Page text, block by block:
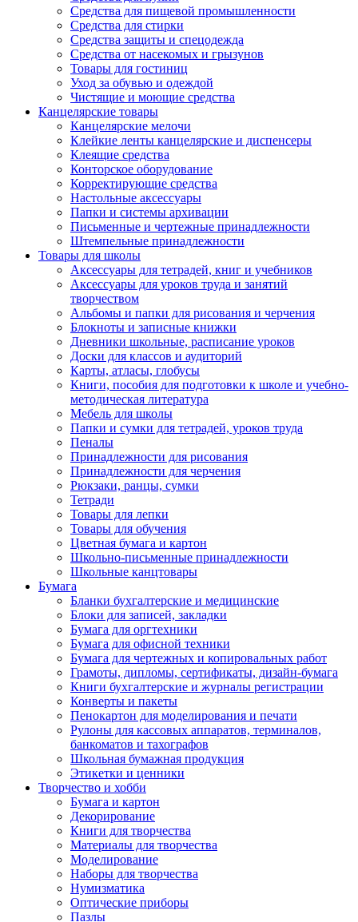
Средства для пищевой промышленности
Средства для стирки
Средства защиты и спецодежда
Средства от насекомых и грызунов
Товары для гостиниц
Уход за обувью и одеждой
Чистящие и моющие средства
Канцелярские товары
Канцелярские мелочи
Клейкие ленты канцелярские и диспенсеры
Клеящие средства
Конторское оборудование
Корректирующие средства
Настольные аксессуары
Папки и системы архивации
Письменные и чертежные принадлежности
Штемпельные принадлежности
Товары для школы
Аксессуары для тетрадей, книг и учебников
Аксессуары для уроков труда и занятий
творчеством
Альбомы и папки для рисования и черчения
Блокноты и записные книжки
Дневники школьные, расписание уроков
Доски для классов и аудиторий
Карты, атласы, глобусы
Книги, пособия для подготовки к школе и учебно-
методическая литература
Мебель для школы
Папки и сумки для тетрадей, уроков труда
Пеналы
Принадлежности для рисования
Принадлежности для черчения
Рюкзаки, ранцы, сумки
Тетради
Товары для лепки
Товары для обучения
Цветная бумага и картон
Школьно-письменные принадлежности
Школьные канцтовары
Бумага
Бланки бухгалтерские и медицинские
Блоки для записей, закладки
Бумага для оргтехники
Бумага для офисной техники
Бумага для чертежных и копировальных работ
Грамоты, дипломы, сертификаты, дизайн-бумага
Книги бухгалтерские и журналы регистрации
Конверты и пакеты
Пенокартон для моделирования и печати
Рулоны для кассовых аппаратов, терминалов,
банкоматов и тахографов
Школьная бумажная продукция
Этикетки и ценники
Творчество и хобби
Бумага и картон
Декорирование
Книги для творчества
Материалы для творчества
Моделирование
Наборы для творчества
Нумизматика
Оптические приборы
Пазлы